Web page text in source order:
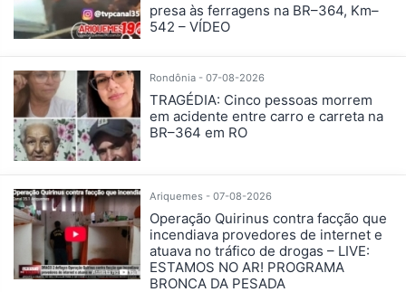
presa às ferragens na BR–364, Km–
542 – VÍDEO
Rondônia - 07-08-2026
TRAGÉDIA: Cinco pessoas morrem
em acidente entre carro e carreta na
BR–364 em RO
Ariquemes - 07-08-2026
Operação Quirinus contra facção que
incendiava provedores de internet e
atuava no tráfico de drogas – LIVE:
ESTAMOS NO AR! PROGRAMA
BRONCA DA PESADA